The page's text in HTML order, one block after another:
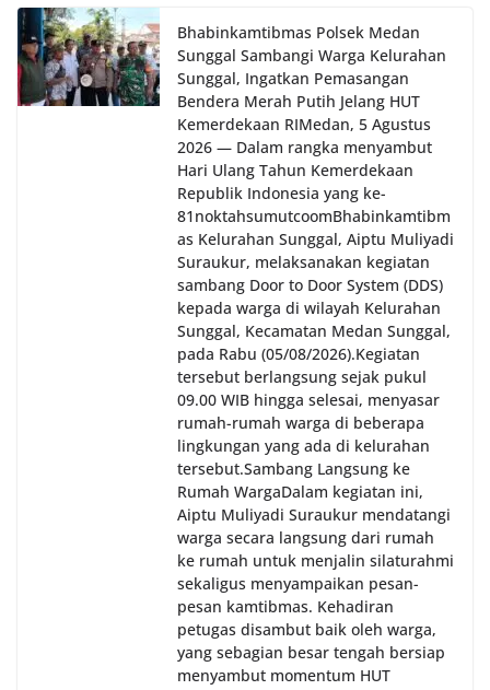
Bhabinkamtibmas Polsek Medan
Sunggal Sambangi Warga Kelurahan
Sunggal, Ingatkan Pemasangan
Bendera Merah Putih Jelang HUT
Kemerdekaan RI‎‎Medan, 5 Agustus
2026 — Dalam rangka menyambut
Hari Ulang Tahun Kemerdekaan
Republik Indonesia yang ke-
81noktahsumutcoomBhabinkamtibm
as Kelurahan Sunggal, Aiptu Muliyadi
Suraukur, melaksanakan kegiatan
sambang Door to Door System (DDS)
kepada warga di wilayah Kelurahan
Sunggal, Kecamatan Medan Sunggal,
pada Rabu (05/08/2026).‎‎Kegiatan
tersebut berlangsung sejak pukul
09.00 WIB hingga selesai, menyasar
rumah-rumah warga di beberapa
lingkungan yang ada di kelurahan
tersebut.‎Sambang Langsung ke
Rumah Warga‎Dalam kegiatan ini,
Aiptu Muliyadi Suraukur mendatangi
warga secara langsung dari rumah
ke rumah untuk menjalin silaturahmi
sekaligus menyampaikan pesan-
pesan kamtibmas. Kehadiran
petugas disambut baik oleh warga,
yang sebagian besar tengah bersiap
menyambut momentum HUT